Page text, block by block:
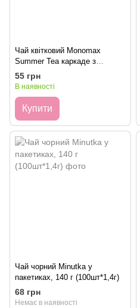
Чай квітковий Monomax
Summer Tea каркаде з
ягодами та ароматом малини
2 г х 25 шт
55 грн
В наявності
Купити
Чай чорний Minutka у
пакетиках, 140 г (100шт*1,4г)
68 грн
Немає в наявності